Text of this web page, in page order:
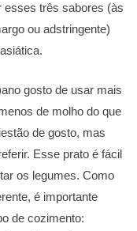
esses três sabores (às
ou adstringente)
gosto de usar mais
de molho do que
de gosto, mas
Esse prato é fácil
os legumes. Como
é importante
de cozimento: